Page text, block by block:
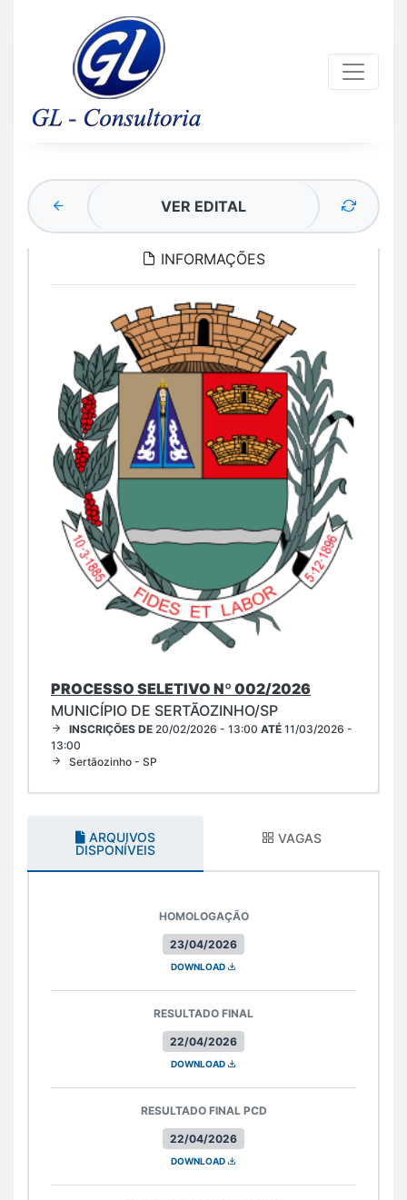
VER EDITAL
INFORMAÇÕES
PROCESSO SELETIVO Nº 002/2026
MUNICÍPIO DE SERTÃOZINHO/SP
INSCRIÇÕES DE 20/02/2026 - 13:00 ATÉ 11/03/2026 -
13:00
Sertãozinho - SP
ARQUIVOS
DISPONÍVEIS
VAGAS
23/04/2026
HOMOLOGAÇÃO
DOWNLOAD
22/04/2026
RESULTADO FINAL
DOWNLOAD
22/04/2026
RESULTADO FINAL PCD
DOWNLOAD